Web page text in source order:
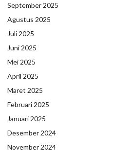
September 2025
Agustus 2025
Juli 2025
Juni 2025
Mei 2025
April 2025
Maret 2025
Februari 2025
Januari 2025
Desember 2024
November 2024